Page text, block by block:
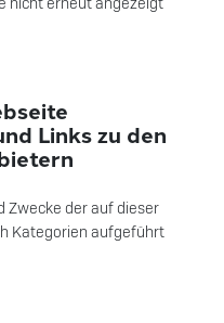
nicht erneut angezeigt
Links zu den
Zwecke der auf dieser
Kategorien aufgeführt